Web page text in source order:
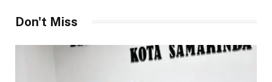
Don't Miss